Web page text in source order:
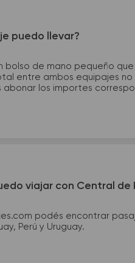
puedo llevar?
bolso de mano pequeño
entre ambos equipajes
los importes
viajar con Central de
podés encontrar
Perú y Uruguay.